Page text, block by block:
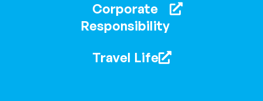
Corporate
Responsibility
Travel Life